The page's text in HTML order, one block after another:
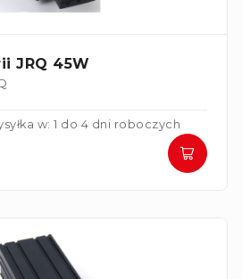
JRQ 45W
w: 1 do 4 dni roboczych